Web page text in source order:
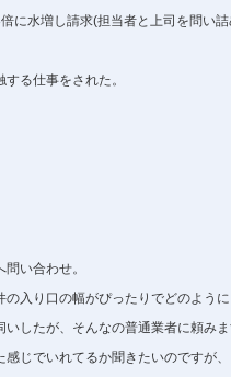
に水増し請求(担当者と上司を問い
る仕事をされた。
い合わせ。
の入り口の幅がぴったりでどのよう
いしたが、そんなの普通業者に頼み
感じでいれてるか聞きたいのですが